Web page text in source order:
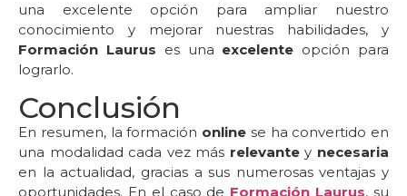
una excelente opción para ampliar nuestro
conocimiento y mejorar nuestras habilidades, y
Formación Laurus es una excelente opción para
lograrlo.
Conclusión
En resumen, la formación online se ha convertido en
una modalidad cada vez más relevantey necesaria
en la actualidad, gracias a sus numerosas ventajas y
oportunidades. En el caso de Formación Laurus, su